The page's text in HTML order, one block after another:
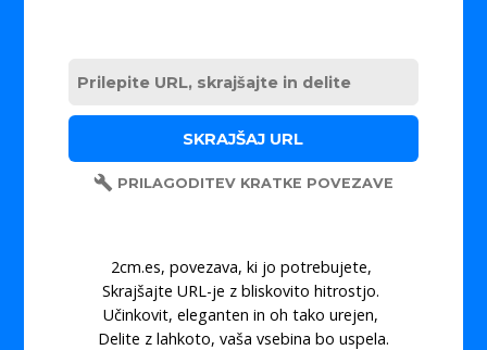
PRILAGODITEV KRATKE POVEZAVE
2cm.es, povezava, ki jo potrebujete,
Skrajšajte URL-je z bliskovito hitrostjo.
Učinkovit, eleganten in oh tako urejen,
Delite z lahkoto, vaša vsebina bo uspela.